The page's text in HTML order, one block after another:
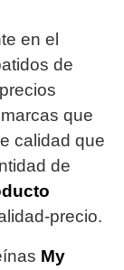
en el
de
que
calidad que
de
precio.
My